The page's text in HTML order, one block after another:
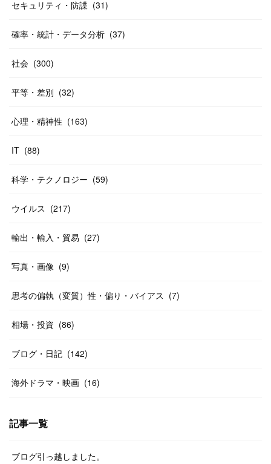
セキュリティ・防諜 (31)
確率・統計・データ分析 (37)
社会 (300)
平等・差別 (32)
心理・精神性 (163)
IT (88)
科学・テクノロジー (59)
ウイルス (217)
輸出・輸入・貿易 (27)
写真・画像 (9)
思考の偏執（変質）性・偏り・バイアス (7)
相場・投資 (86)
ブログ・日記 (142)
海外ドラマ・映画 (16)
記事一覧
ブログ引っ越しました。